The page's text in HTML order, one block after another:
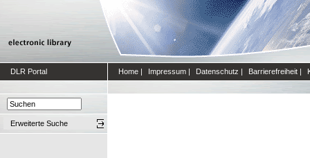
DLR Portal Home | Impressum | Datenschutz | Barrierefreiheit |
Erweiterte Suche